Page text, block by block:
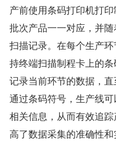
产前使用条码打印机打
批次产品一一对应，并
扫描记录。在每个生产
持终端扫描制程卡上的
记录当前环节的数据，直
通过条码符号，生产线
相关信息，从而有效追
高了数据采集的准确性